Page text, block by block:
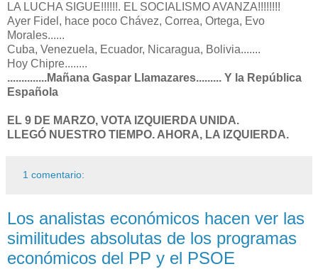
LA LUCHA SIGUE!!!!!!. EL SOCIALISMO AVANZA!!!!!!!!
Ayer Fidel, hace poco Chávez, Correa, Ortega, Evo
Morales......
Cuba, Venezuela, Ecuador, Nicaragua, Bolivia.......
Hoy Chipre........
..............Mañana Gaspar Llamazares......... Y la República
Española
EL 9 DE MARZO, VOTA IZQUIERDA UNIDA.
LLEGÓ NUESTRO TIEMPO. AHORA, LA IZQUIERDA.
1 comentario:
Los analistas económicos hacen ver las
similitudes absolutas de los programas
económicos del PP y el PSOE